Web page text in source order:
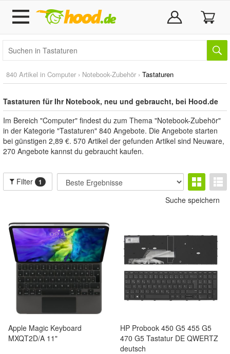
840 Artikel in Computer › Notebook-Zubehör › Tastaturen
Tastaturen für Ihr Notebook, neu und gebraucht, bei Hood.de
Im Bereich "Computer" findest du zum Thema "Notebook-Zubehör"
in der Kategorie "Tastaturen" 840 Angebote. Die Angebote starten
bei günstigen 2,89 €. 570 Artikel der gefunden Artikel sind Neuware,
270 Angebote kannst du gebraucht kaufen.
Filter 1
Suche speichern
Apple Magic Keyboard
MXQT2D/A 11"
HP Probook 450 G5 455 G5
470 G5 Tastatur DE QWERTZ
deutsch